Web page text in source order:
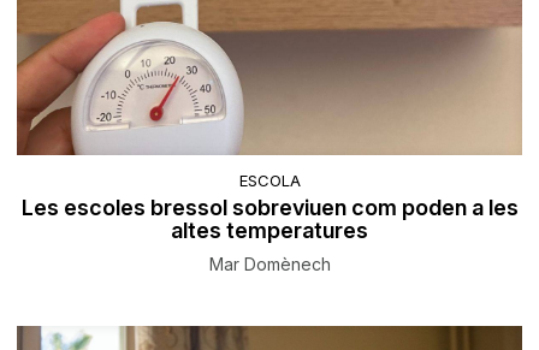
ESCOLA
Les escoles bressol sobreviuen com poden a les
altes temperatures
Mar Domènech